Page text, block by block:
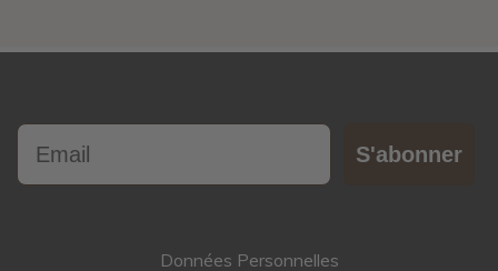
Email
S'abonner
Données Personnelles